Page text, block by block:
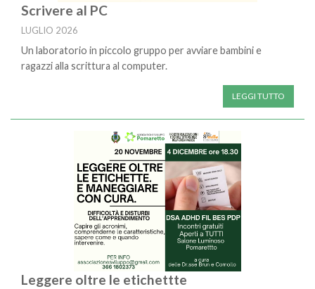
Scrivere al PC
LUGLIO 2026
Un laboratorio in piccolo gruppo per avviare bambini e
ragazzi alla scrittura al computer.
LEGGI TUTTO
Leggere oltre le etichettte